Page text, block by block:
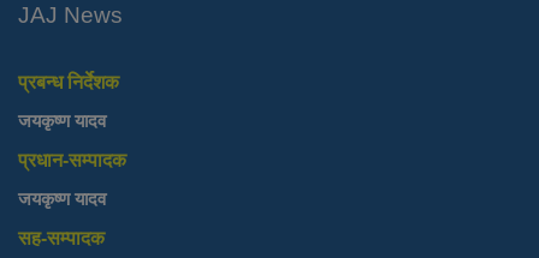
JAJ News
प्रबन्ध निर्देशक
जयकृष्ण यादव
प्रधान-सम्पादक
जयकृष्ण यादव
सह-सम्पादक